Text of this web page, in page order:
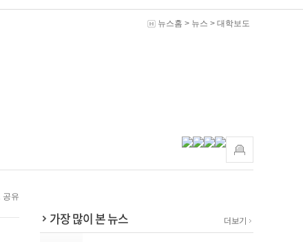
뉴스홈 > 뉴스 > 대학보도
가장 많이 본 뉴스 더보기